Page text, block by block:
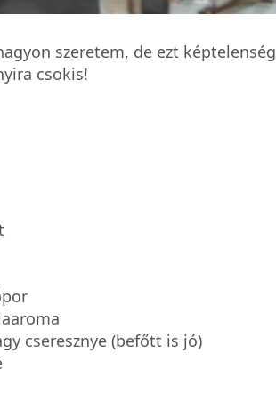
szeretem, de ezt képtelenség
csokis!
cseresznye (befőtt is jó)